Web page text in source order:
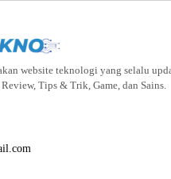
website teknologi yang selalu
Tips & Trik, Game, dan Sains.